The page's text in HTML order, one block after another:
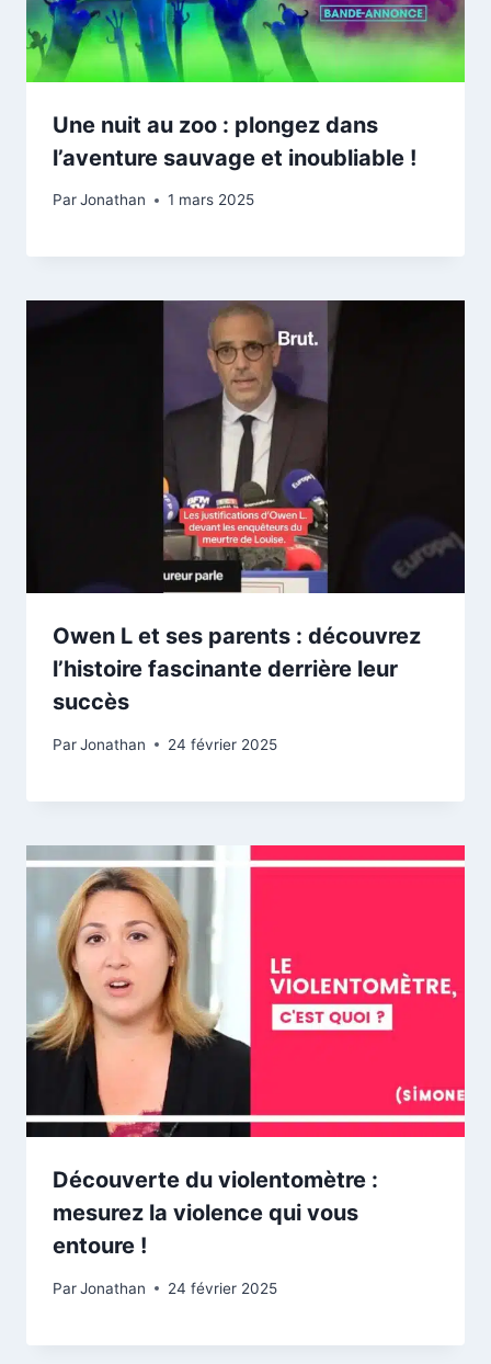
Une nuit au zoo : plongez dans
l’aventure sauvage et inoubliable !
ParJonathan 1 mars 2025
Owen L et ses parents : découvrez
l’histoire fascinante derrière leur
succès
ParJonathan 24 février 2025
Découverte du violentomètre :
mesurez la violence qui vous
entoure !
ParJonathan 24 février 2025